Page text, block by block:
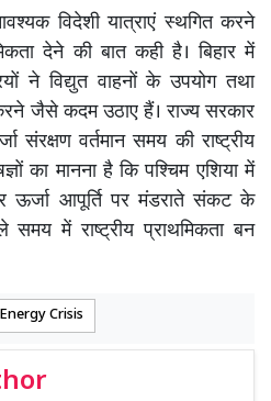
विदेशी यात्राएं स्थगित करने
देने की बात कही है। बिहार में
ने विद्युत वाहनों के उपयोग तथा
जैसे कदम उठाए हैं। राज्य सरकार
वर्तमान समय की राष्ट्रीय
का मानना है कि पश्चिम एशिया में
ऊर्जा आपूर्ति पर मंडराते संकट के
में राष्ट्रीय प्राथमिकता बन
Energy Crisis